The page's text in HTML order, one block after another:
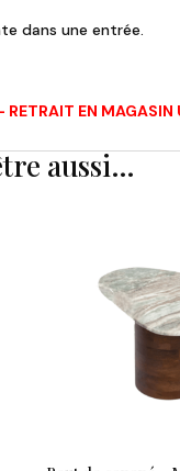
dans une entrée.
RETRAIT EN MAGASIN
aussi…